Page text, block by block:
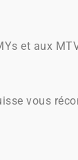
et aux
vous